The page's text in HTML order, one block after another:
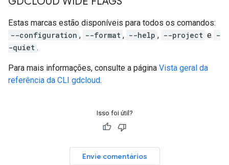
Estas marcas estão disponíveis para todos os comandos:
--configuration , --format , --help , --project e -
-quiet .
Para mais informações, consulte a página Vista geral da
referência da CLI gdcloud.
Isso foi útil?
Envie comentários